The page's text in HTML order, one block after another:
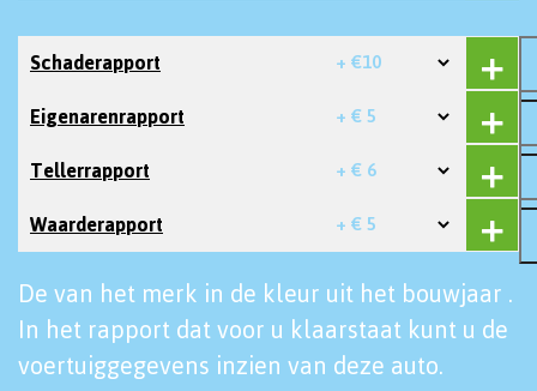
Schaderapport + €10
Eigenarenrapport + € 5
Tellerrapport + € 6
Waarderapport + € 5
De van het merk in de kleur uit het bouwjaar .
In het rapport dat voor u klaarstaat kunt u de
voertuiggegevens inzien van deze auto.